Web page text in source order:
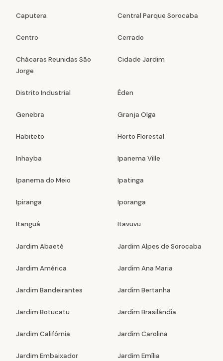
Caputera Central Parque Sorocaba
Centro Cerrado
Chácaras Reunidas São
Jorge
Cidade Jardim
Distrito Industrial Éden
Genebra Granja Olga
Habiteto Horto Florestal
Inhayba Ipanema Ville
Ipanema do Meio Ipatinga
Ipiranga Iporanga
Itanguá Itavuvu
Jardim Abaeté Jardim Alpes de Sorocaba
Jardim América Jardim Ana Maria
Jardim Bandeirantes Jardim Bertanha
Jardim Botucatu Jardim Brasilândia
Jardim Califórnia Jardim Carolina
Jardim Embaixador Jardim Emília